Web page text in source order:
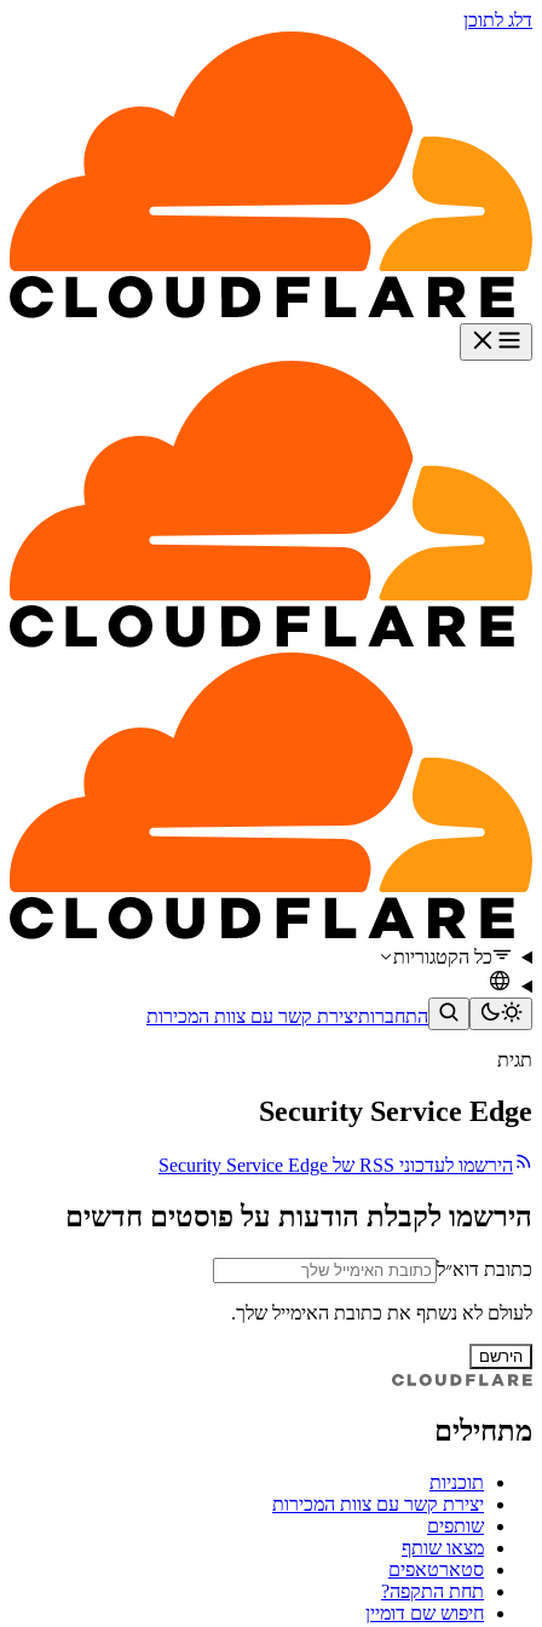
דלג לתוכן
כל הקטגוריות
התחברותיצירת קשר עם צוות המכירות
תגית
Security Service Edge
הירשמו לעדכוני RSS של Security Service Edge
הירשמו לקבלת הודעות על פוסטים חדשים
כתובת דוא״ל
לעולם לא נשתף את כתובת האימייל שלך.
הירשם
מתחילים
תוכניות
יצירת קשר עם צוות המכירות
שותפים
מצאו שותף
סטארטאפים
תחת התקפה?
חיפוש שם דומיין